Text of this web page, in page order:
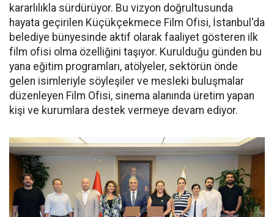
kararlılıkla sürdürüyor. Bu vizyon doğrultusunda
hayata geçirilen Küçükçekmece Film Ofisi, İstanbul'da
belediye bünyesinde aktif olarak faaliyet gösteren ilk
film ofisi olma özelliğini taşıyor. Kurulduğu günden bu
yana eğitim programları, atölyeler, sektörün önde
gelen isimleriyle söyleşiler ve mesleki buluşmalar
düzenleyen Film Ofisi, sinema alanında üretim yapan
kişi ve kurumlara destek vermeye devam ediyor.